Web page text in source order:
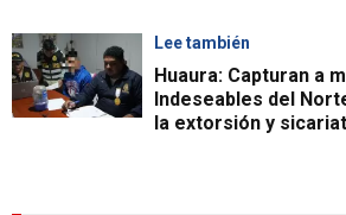
Lee también
Huaura: Capturan a
Indeseables del
la extorsión y